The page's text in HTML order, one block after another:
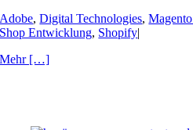
Adobe,Digital Technologies,
Shop Entwicklung, Shopify|
Mehr […]